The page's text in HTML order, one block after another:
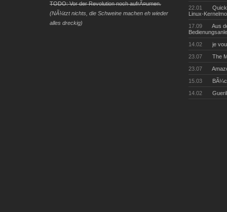
TODO: Vor der Revolution noch aufrÃ¤umen.
(NÃ¼tzt nichts, die Schweine machen eh wieder
alles dreckig)
22.01
Linux-
17.09
Aus
14.02
je
23.07
The
23.07
15.03
14.02